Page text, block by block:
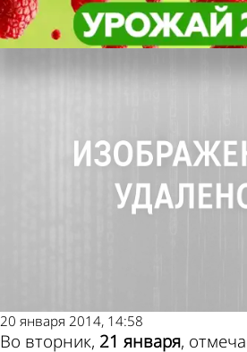
21 января -
объятий
Не забудь!
20 января 2014, 14:58
Во вторник, 21 января,
21 января -
объятий
Не забудь!
Погода и